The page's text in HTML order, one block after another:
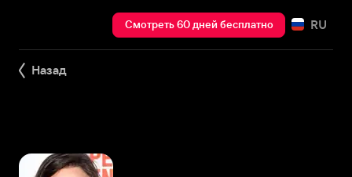
Смотреть 60 дней бесплатно RU
Назад